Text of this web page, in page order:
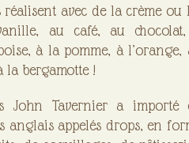
réalisent avec de la crème ou
au café, au
à la pomme, à l’orange,
la bergamotte !
John Tavernier a importé
anglais appelés drops, en